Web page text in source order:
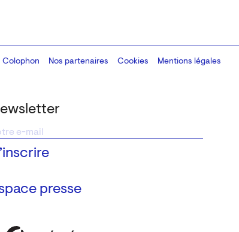
presse
Colophon
Design:Marcel Kaczmarek, code:8080.studio
Nos partenaires Cookies Mentions légales